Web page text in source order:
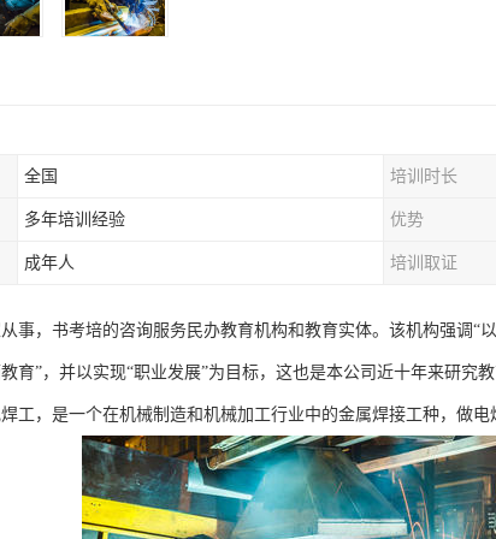
全国 培训时长
多年培训经验 优势
成年人 培训取证
事，书考培的咨询服务民办教育机构和教育实体。该机构强调“
育”，并以实现“职业发展”为目标，这也是本公司近十年来研究教
工，是一个在机械制造和机械加工行业中的金属焊接工种，做